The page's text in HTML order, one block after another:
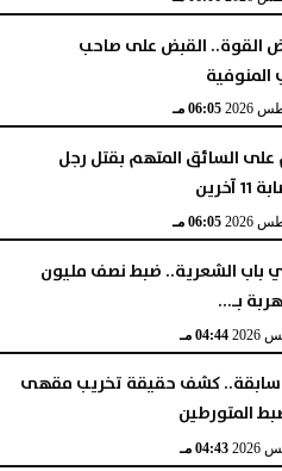
القوة.. القبض على صاحب
06:05 مـ
على السائق المتهم بقتل رجل
06:05 مـ
باب الشعرية.. ضبط نصف مليون
بـ...
04:44 مـ
سابقة.. كشف حقيقة تخريب مقهى
المتورطين
04:43 مـ